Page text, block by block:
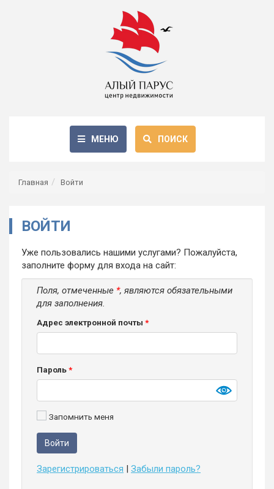
МЕНЮ ПОИСК
Главная Войти
ВОЙТИ
Уже пользовались нашими услугами? Пожалуйста,
заполните форму для входа на сайт:
Поля, отмеченные *, являются обязательными
для заполнения.
Адрес электронной почты *
Пароль*
Запомнить меня
Зарегистрироваться | Забыли пароль?